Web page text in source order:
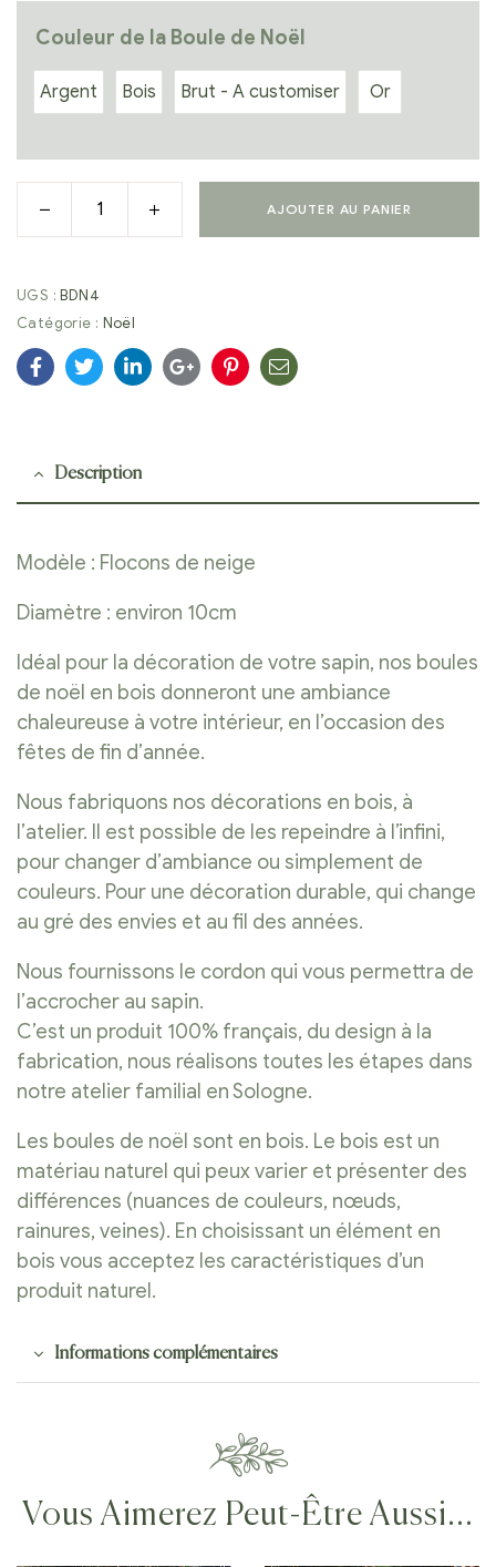
Couleur de la Boule de Noël
Argent Bois Brut - A customiser Or
AJOUTER AU PANIER
UGS :BDN4
Catégorie : Noël
Facebook
TwitterLinkedinGoogle+Pinterest
E-
Description
Modèle : Flocons de neige
Diamètre : environ 10cm
Idéal pour la décoration de votre sapin, nos boules
de noël en bois donneront une ambiance
chaleureuse à votre intérieur, en l’occasion des
fêtes de fin d’année.
Nous fabriquons nos décorations en bois, à
l’atelier. Il est possible de les repeindre à l’infini,
pour changer d’ambiance ou simplement de
couleurs. Pour une décoration durable, qui change
au gré des envies et au fil des années.
Nous fournissons le cordon qui vous permettra de
l’accrocher au sapin.
C’est un produit 100% français, du design à la
fabrication, nous réalisons toutes les étapes dans
notre atelier familial en Sologne.
Les boules de noël sont en bois. Le bois est un
matériau naturel qui peux varier et présenter des
différences (nuances de couleurs, nœuds,
rainures, veines). En choisissant un élément en
bois vous acceptez les caractéristiques d’un
produit naturel.
Informations complémentaires
Vous Aimerez Peut-Être Aussi…